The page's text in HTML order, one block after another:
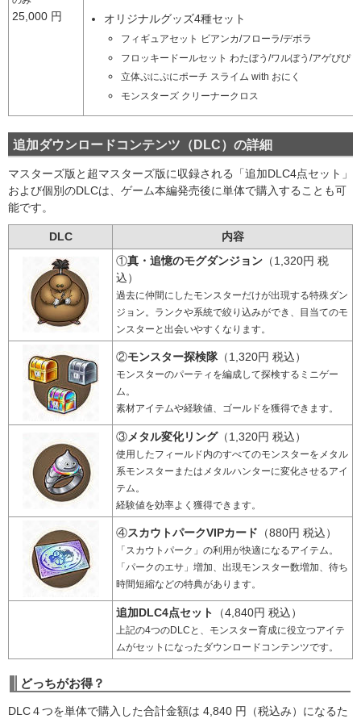
25,000 円 オリジナルグッズ4種セット
フィギュアセット ビアンカ/フローラ/デボラ
フロッキードールセット わたぼう/ワルぼう/アゲぴぴ
立体ぷにぷにポーチ スライム with おにく
モンスターズ クリーナークロス
追加ダウンロードコンテンツ（DLC）の詳細
マスターズ版と超マスターズ版に収録される「追加DLC4点セット」
および個別のDLCは、ゲーム本編発売後に単体で購入することも可
能です。
DLC
内容
①真・追憶のモグダンジョン （1,320円 税
込）
過去に仲間にしたモンスターだけが出現する特殊ダン
ジョン。ランクや系統で絞り込みができ、目当てのモ
ンスターと出会いやすくなります。
②モンスター探検隊（1,320円 税込）
モンスターのパーティを編成して探検するミニゲー
ム。
素材アイテムや経験値、ゴールドを獲得できます。
③メタル変化リング（1,320円 税込）
使用したフィールド内のすべてのモンスターをメタル
系モンスターまたはメタルハンターに変化させるアイ
テム。
経験値を効率よく獲得できます。
④スカウトパークVIPカード （880円 税込）
「スカウトパーク」の利用が快適になるアイテム。
「パークのエサ」増加、出現モンスター数増加、待ち
時間短縮などの特典があります。
追加DLC4点セット （4,840円 税込）
上記の4つのDLCと、モンスター育成に役立つアイテ
ムがセットになったダウンロードコンテンツです。
どっちがお得？
DLC４つを単体で購入した合計金額は 4,840 円（税込み）になるた